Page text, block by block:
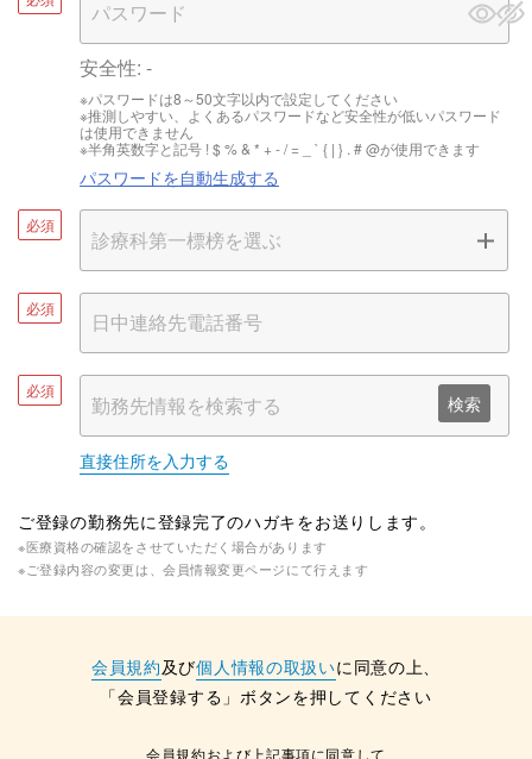
安全性: -
※パスワードは8～50文字以内で設定してください
※推測しやすい、よくあるパスワードなど安全性が低いパスワード
は使用できません
※半角英数字と記号 ! $ % & * + - / = _ ` { | } . # @が使用できます
パスワードを自動生成する
必須
必須
必須
検索
直接住所を入力する
ご登録の勤務先に登録完了のハガキをお送りします。
※医療資格の確認をさせていただく場合があります
※ご登録内容の変更は、会員情報変更ページにて行えます
会員規約及び個人情報の取扱いに同意の上、
「会員登録する」ボタンを押してください
会員規約および上記事項に同意して